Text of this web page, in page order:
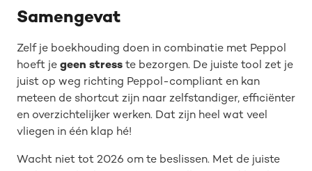
Samengevat
Zelf je boekhouding doen in combinatie met Peppol
hoeft je geen stress te bezorgen. De juiste tool zet je
juist op weg richting Peppol-compliant en kan
meteen de shortcut zijn naar zelfstandiger, efficiënter
en overzichtelijker werken. Dat zijn heel wat veel
vliegen in één klap hé!
Wacht niet tot 2026 om te beslissen. Met de juiste